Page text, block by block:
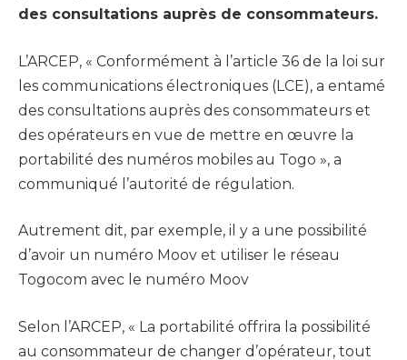
des consultations auprès de consommateurs.
L’ARCEP, « Conformément à l’article 36 de la loi sur
les communications électroniques (LCE), a entamé
des consultations auprès des consommateurs et
des opérateurs en vue de mettre en œuvre la
portabilité des numéros mobiles au Togo », a
communiqué l’autorité de régulation.
Autrement dit, par exemple, il y a une possibilité
d’avoir un numéro Moov et utiliser le réseau
Togocom avec le numéro Moov
Selon l’ARCEP, « La portabilité offrira la possibilité
au consommateur de changer d’opérateur, tout